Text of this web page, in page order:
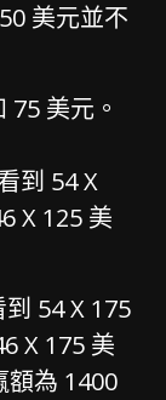
美元並不
美元。
到 54 X
X 125 美
54 X 175
X 175 美
額為 1400